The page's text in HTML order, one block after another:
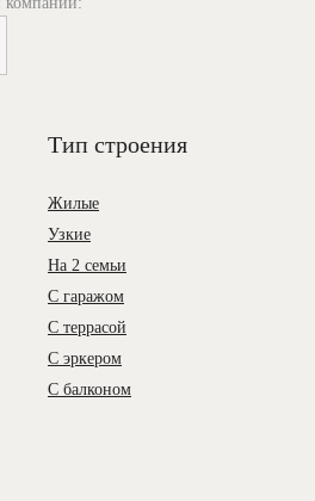
Тип строения
Жилые
Узкие
На 2 семьи
С гаражом
С террасой
С эркером
С балконом